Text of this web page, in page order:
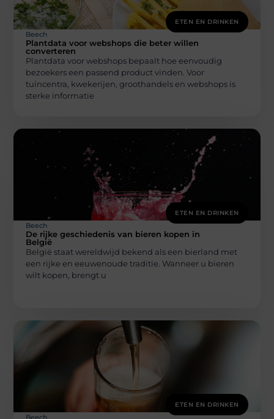
ETEN EN DRINKEN
Beech
Plantdata voor webshops die beter willen
converteren
Plantdata voor webshops bepaalt hoe eenvoudig
bezoekers een passend product vinden. Voor
tuincentra, kwekerijen, groothandels en webshops is
sterke informatie
ETEN EN DRINKEN
Beech
De rijke geschiedenis van bieren kopen in
België
België staat wereldwijd bekend als een bierland met
een rijke en eeuwenoude traditie. Wanneer u bieren
wilt kopen, brengt u
ETEN EN DRINKEN
Beech